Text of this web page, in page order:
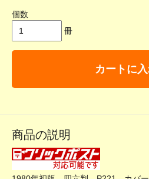
個数
冊
カートに
商品の説明